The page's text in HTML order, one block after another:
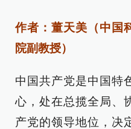
作者：董天美（中国
院副教授）
中国共产党是中国特
心，处在总揽全局、
产党的领导地位，决